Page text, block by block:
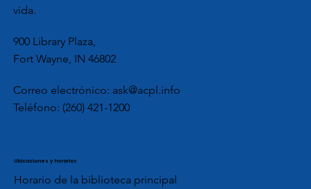
vida.
900 Library Plaza,
Fort Wayne, IN 46802
Correo electrónico: ask@acpl.info
Teléfono: (260) 421-1200
Ubicaciones y horarios
Horario de la biblioteca principal